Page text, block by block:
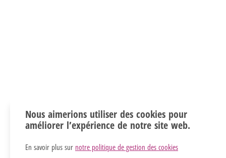
Nous aimerions utiliser des cookies pour
améliorer l’expérience de notre site web.
En savoir plus sur notre politique de gestion des cookies